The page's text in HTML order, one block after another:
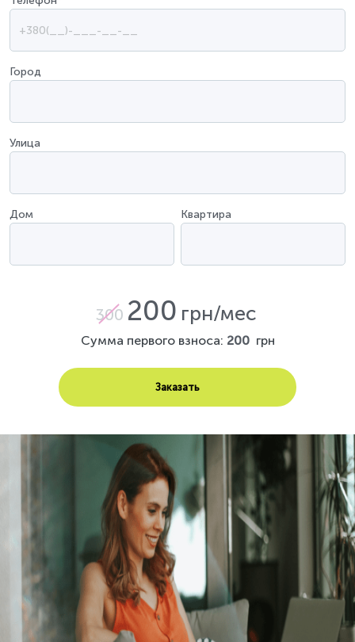
Город
Улица
Дом Квартира
300 200 грн/мес
Сумма первого взноса: 200 грн